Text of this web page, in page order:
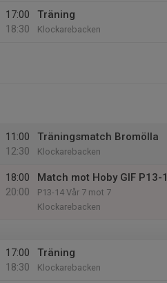
17:00
18:30
Träning
Klockarebacken
11:00
12:30
Träningsmatch Bromölla
Klockarebacken
18:00
20:00
Match mot Hoby GIF P13-
P13-14 Vår 7 mot 7
Klockarebacken
17:00
18:30
Träning
Klockarebacken